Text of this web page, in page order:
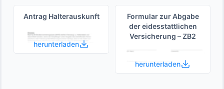
Antrag Halterauskunft
herunterladen
Formular zur Abgabe
der eides­stattlichen
Versicherung – ZB2
herunterladen